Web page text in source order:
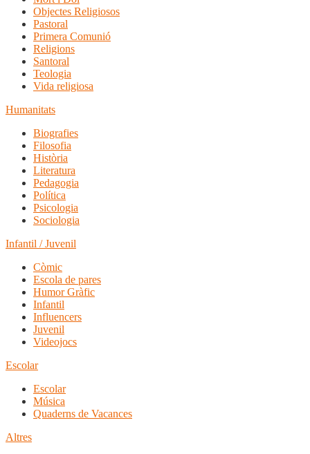
Objectes Religiosos
Pastoral
Primera Comunió
Religions
Santoral
Teologia
Vida religiosa
Humanitats
Biografies
Filosofia
Història
Literatura
Pedagogia
Política
Psicologia
Sociologia
Infantil / Juvenil
Còmic
Escola de pares
Humor Gràfic
Infantil
Influencers
Juvenil
Videojocs
Escolar
Escolar
Música
Quaderns de Vacances
Altres